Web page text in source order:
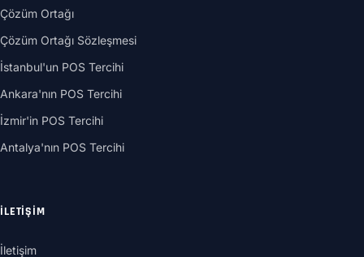
Çözüm Ortağı
Çözüm Ortağı Sözleşmesi
İstanbul'un POS Tercihi
Ankara'nın POS Tercihi
İzmir'in POS Tercihi
Antalya'nın POS Tercihi
İLETIŞIM
İletişim